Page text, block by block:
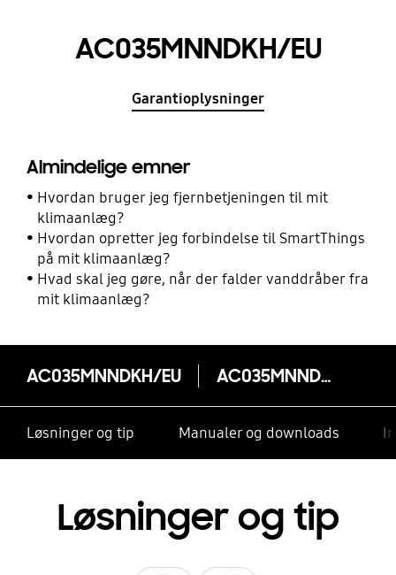
AC035MNNDKH/EU
Garantioplysninger
Almindelige emner
Hvordan bruger jeg fjernbetjeningen til mit
klimaanlæg?
Hvordan opretter jeg forbindelse til SmartThings
på mit klimaanlæg?
Hvad skal jeg gøre, når der falder vanddråber fra
mit klimaanlæg?
AC035MNNDKH/EU AC035MNNDKH/EU
Løsninger og tip Manualer og downloads
Løsninger og tip